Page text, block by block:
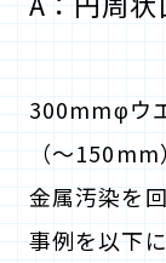
300mmφウ
（～
金属汚染を
事例を以下